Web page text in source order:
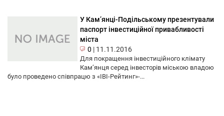
У Кам’янці-Подільському презентували
паспорт інвестиційної привабливості
міста
0 | 11.11.2016
Для покращення інвестиційного клімату
Кам’янця серед інвесторів міською владою
було проведено співпрацю з «IBI-Рейтинг»-...